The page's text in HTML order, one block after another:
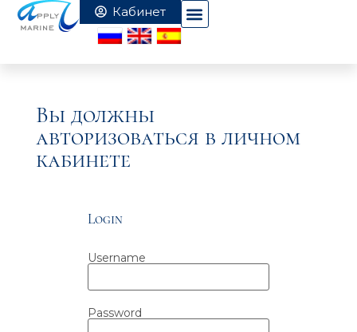
Вы должны
авторизоваться в личном
кабинете
Login
Username
Password